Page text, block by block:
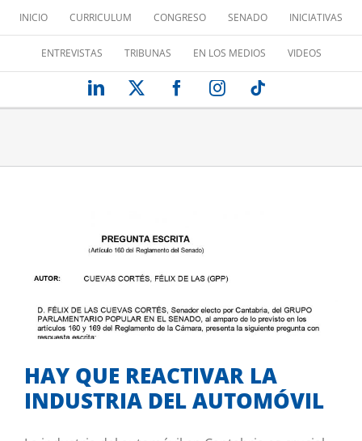
contenido
INICIO CURRICULUM CONGRESO SENADO INICIATIVAS
ENTREVISTAS TRIBUNAS EN LOS MEDIOS VIDEOS
LinkedIn FacebookInstagram
HAY QUE REACTIVAR LA INDUSTRIA
Desde el Senado
HAY QUE REACTIVAR LA
INDUSTRIA DEL AUTOMÓVIL